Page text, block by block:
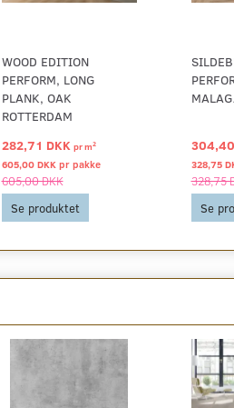
WOOD EDITION
PERFORM, LONG
PLANK, OAK
ROTTERDAM
282,71 DKK prm2
605,00 DKK pr pakke
605,00 DKK
Se produktet
328,75
328,75
Se